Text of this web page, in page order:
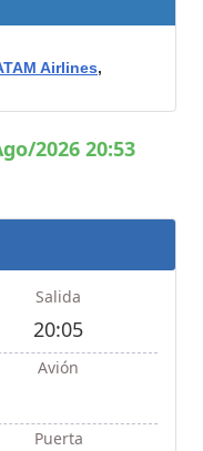
Airlines,
2026 20:53
Salida
20:05
Avión
Puerta